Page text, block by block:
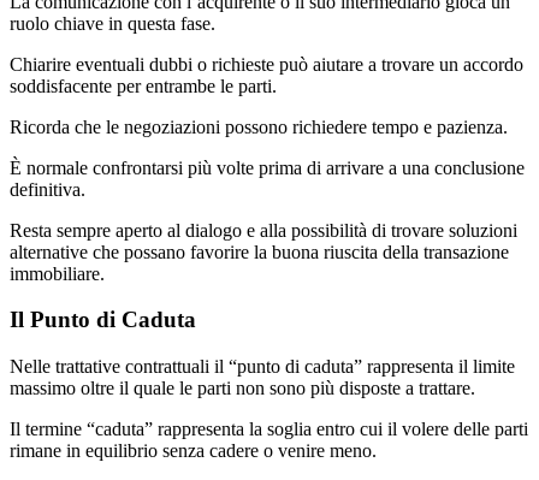
ruolo chiave in questa fase.
Chiarire eventuali dubbi o richieste può aiutare a trovare un accordo
soddisfacente per entrambe le parti.
Ricorda che le negoziazioni possono richiedere tempo e pazienza.
È normale confrontarsi più volte prima di arrivare a una conclusione
definitiva.
Resta sempre aperto al dialogo e alla possibilità di trovare soluzioni
alternative che possano favorire la buona riuscita della transazione
immobiliare.
Il Punto di Caduta
Nelle trattative contrattuali il “punto di caduta” rappresenta il limite
massimo oltre il quale le parti non sono più disposte a trattare.
Il termine “caduta” rappresenta la soglia entro cui il volere delle parti
rimane in equilibrio senza cadere o venire meno.